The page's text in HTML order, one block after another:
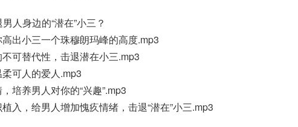
人身边的“潜在”小三？
高出小三一个珠穆朗玛峰的高度.mp3
不可替代性，击退潜在小三.mp3
柔可人的爱人.mp3
培养男人对你的“兴趣”.mp3
植入，给男人增加愧疚情绪，击退“潜在”小三.mp3